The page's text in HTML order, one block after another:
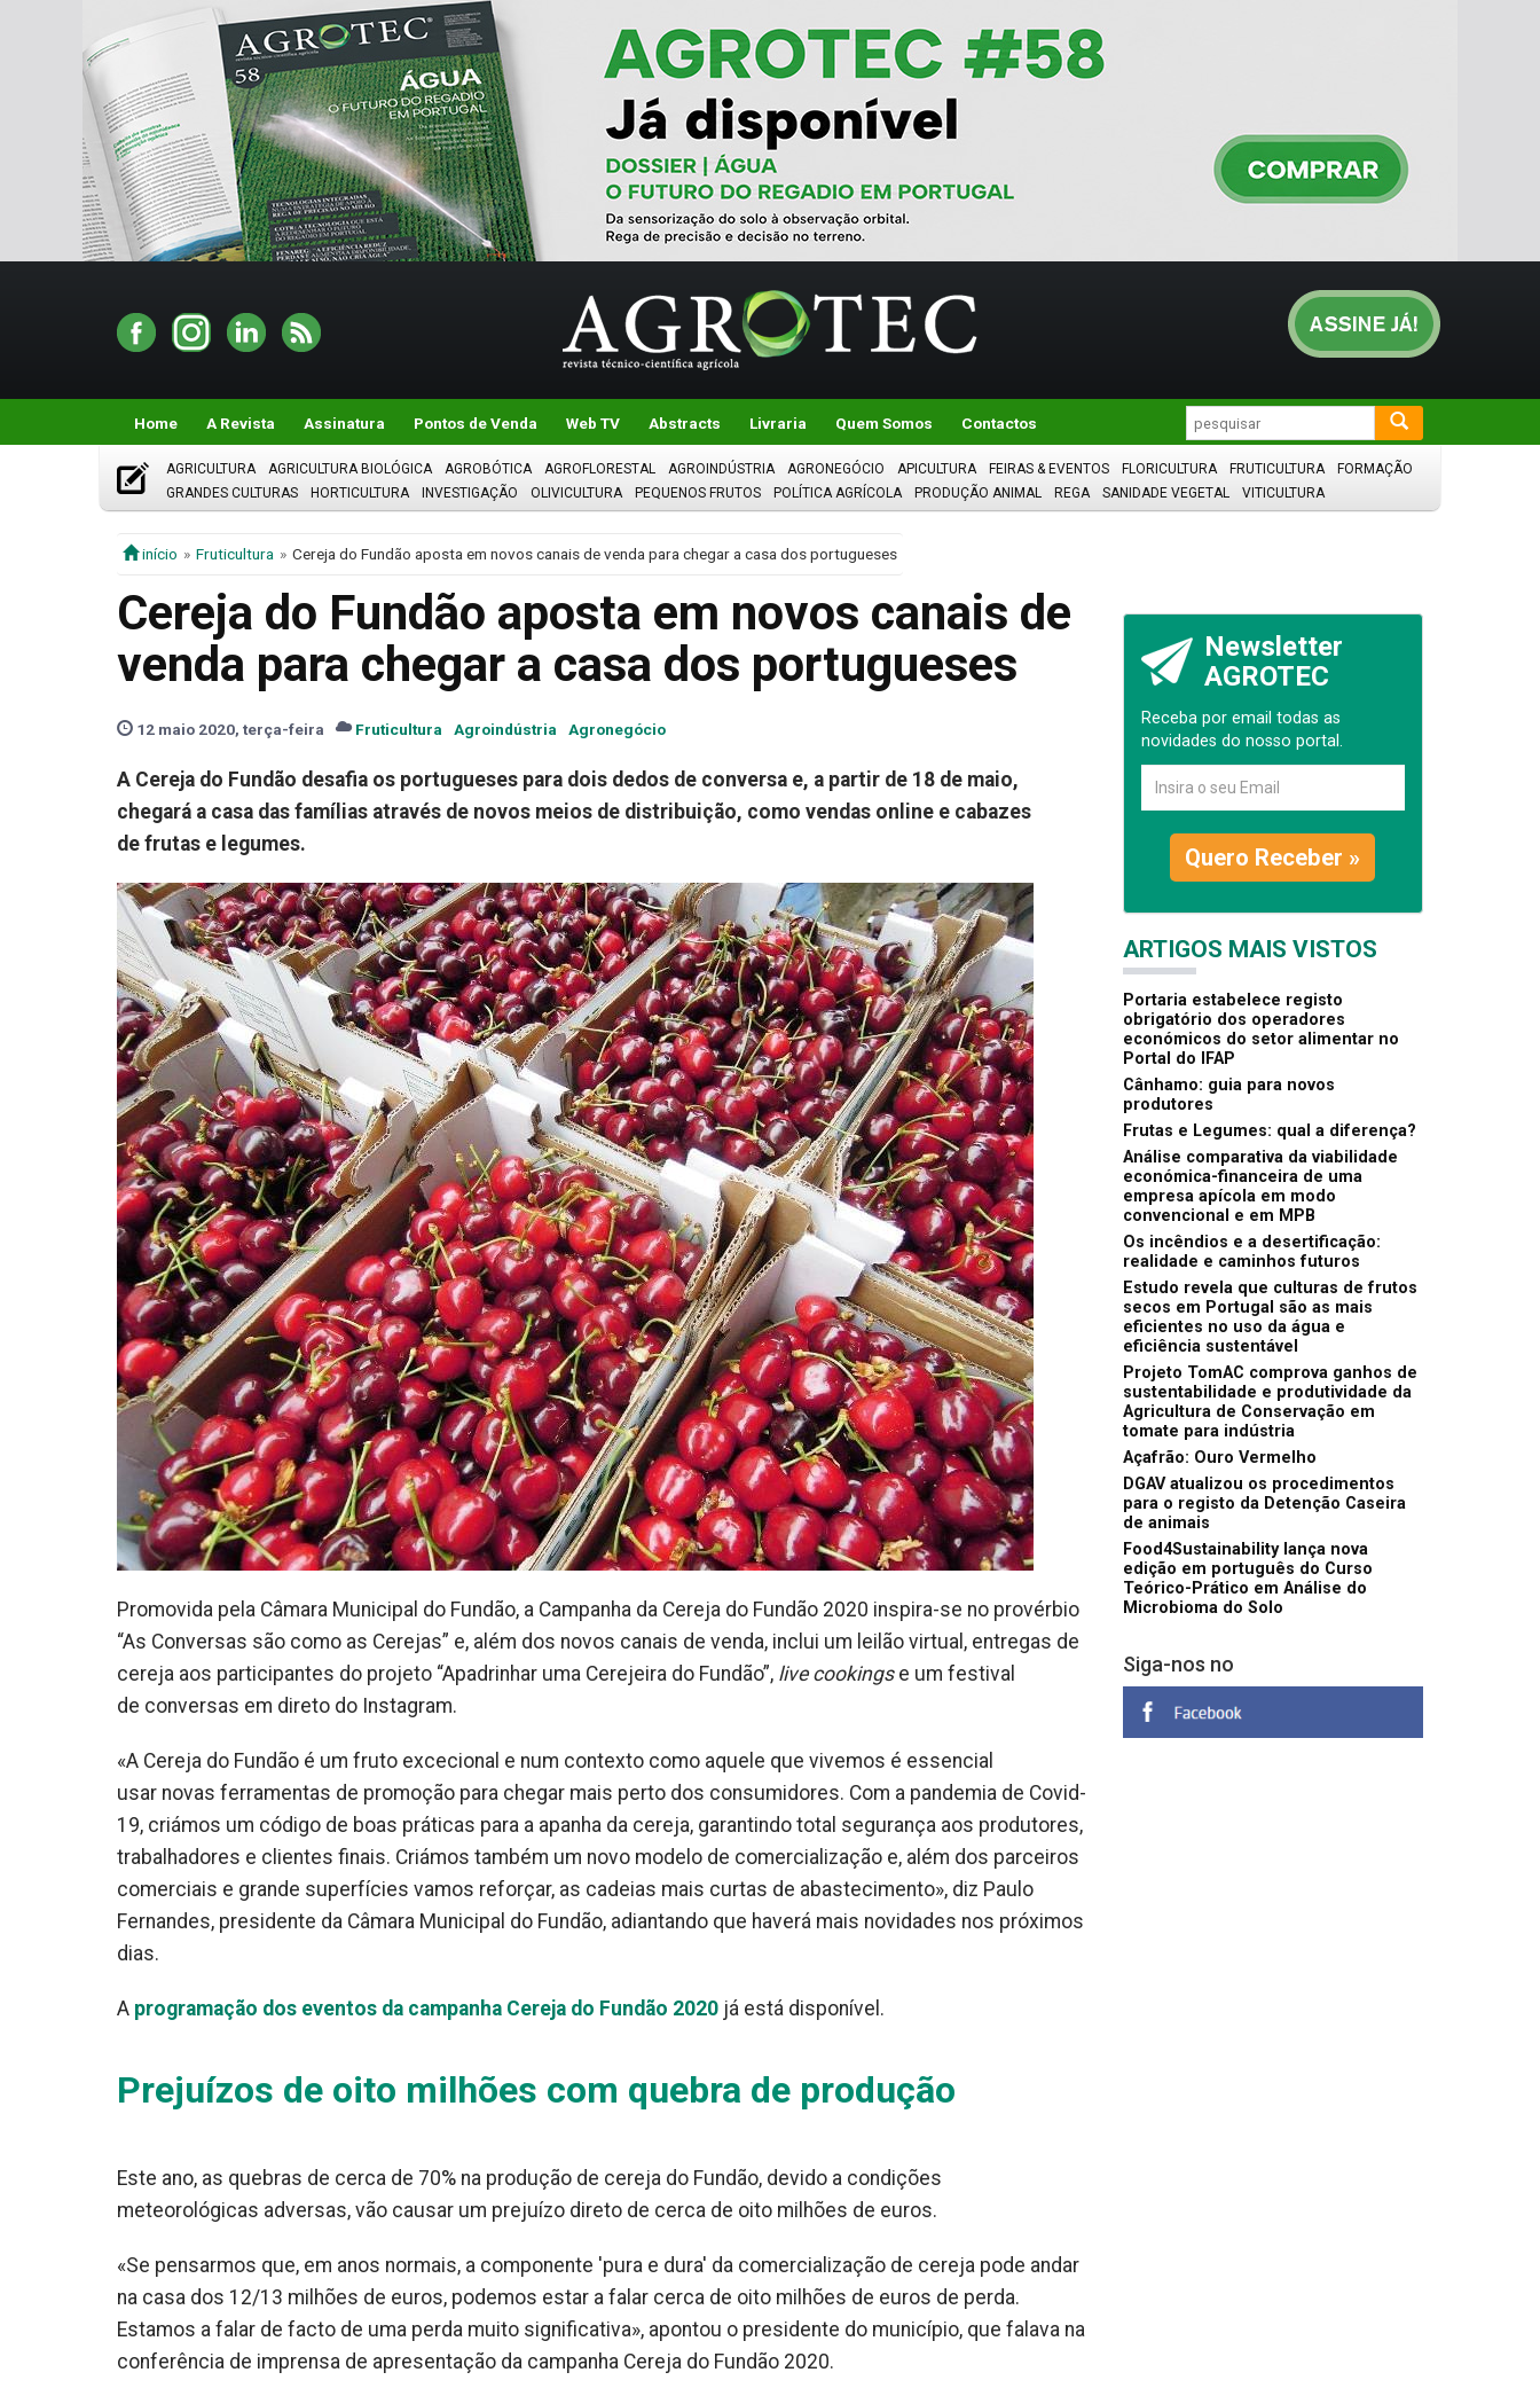
Home A Revista Assinatura Pontos de Venda Web TV Abstracts Livraria Quem Somos Contactos
AGRICULTURA AGRICULTURA BIOLÓGICA AGROBÓTICA AGROFLORESTAL AGROINDÚSTRIA AGRONEGÓCIO APICULTURA FEIRAS & EVENTOS FLORICULTURA FRUTICULTURA
FORMAÇÃO
GRANDES CULTURAS
HORTICULTURA INVESTIGAÇÃO OLIVICULTURA PEQUENOS FRUTOS POLÍTICA AGRÍCOLA PRODUÇÃO ANIMAL REGA SANIDADE VEGETAL VITICULTURA
início Fruticultura Cereja do Fundão aposta em novos canais de venda para chegar a casa dos portugueses
Cereja do Fundão aposta em novos canais de
venda para chegar a casa dos portugueses
12 maio 2020, terça-feira Fruticultura Agroindústria Agronegócio
A Cereja do Fundão desafia os portugueses para dois dedos de conversa e, a partir de 18 de maio,
chegará a casa das famílias através de novos meios de distribuição, como vendas online e cabazes
de frutas e legumes.
Promovida pela Câmara Municipal do Fundão, a Campanha da Cereja do Fundão 2020 inspira-se no provérbio
“As Conversas são como as Cerejas” e, além dos novos canais de venda, inclui um leilão virtual, entregas de
cereja aos participantes do projeto “Apadrinhar uma Cerejeira do Fundão”, live cookingse um festival
de conversas em direto do Instagram.
«A Cereja do Fundão é um fruto excecional e num contexto como aquele que vivemos é essencial
usar novas ferramentas de promoção para chegar mais perto dos consumidores. Com a pandemia de Covid-
19, criámos um código de boas práticas para a apanha da cereja, garantindo total segurança aos produtores,
trabalhadores e clientes finais. Criámos também um novo modelo de comercialização e, além dos parceiros
comerciais e grande superfícies vamos reforçar, as cadeias mais curtas de abastecimento», diz Paulo
Fernandes, presidente da Câmara Municipal do Fundão, adiantando que haverá mais novidades nos próximos
dias.
A programação dos eventos da campanha Cereja do Fundão 2020 já está disponível.
Prejuízos de oito milhões com quebra de produção
Este ano, as quebras de cerca de 70% na produção de cereja do Fundão, devido a condições
meteorológicas adversas, vão causar um prejuízo direto de cerca de oito milhões de euros.
«Se pensarmos que, em anos normais, a componente 'pura e dura' da comercialização de cereja pode andar
na casa dos 12/13 milhões de euros, podemos estar a falar cerca de oito milhões de euros de perda.
Estamos a falar de facto de uma perda muito significativa», apontou o presidente do município, que falava na
conferência de imprensa de apresentação da campanha Cereja do Fundão 2020.
Newsletter
AGROTEC
Receba por email todas as
novidades do nosso portal.
Quero Receber »
ARTIGOS MAIS VISTOS
Portaria estabelece registo
obrigatório dos operadores
económicos do setor alimentar no
Portal do IFAP
Cânhamo: guia para novos
produtores
Frutas e Legumes: qual a diferença?
Análise comparativa da viabilidade
económica-financeira de uma
empresa apícola em modo
convencional e em MPB
Os incêndios e a desertificação:
realidade e caminhos futuros
Estudo revela que culturas de frutos
secos em Portugal são as mais
eficientes no uso da água e
eficiência sustentável
Projeto TomAC comprova ganhos de
sustentabilidade e produtividade da
Agricultura de Conservação em
tomate para indústria
Açafrão: Ouro Vermelho
DGAV atualizou os procedimentos
para o registo da Detenção Caseira
de animais
Food4Sustainability lança nova
edição em português do Curso
Teórico-Prático em Análise do
Microbioma do Solo
Siga-nos no